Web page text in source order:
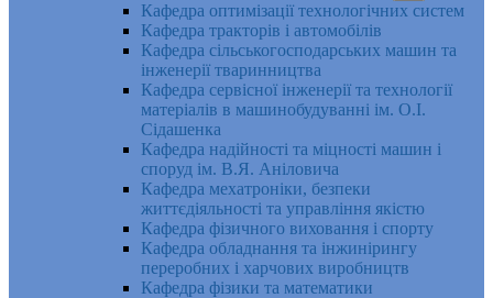
Кафедра оптимізації технологічних систем
Кафедра тракторів і автомобілів
Кафедра сільськогосподарських машин та
інженерії тваринництва
Кафедра cервісної інженерії та технології
матеріалів в машинобудуванні ім. О.І.
Сідашенка
Кафедра надійності та міцності машин і
споруд ім. В.Я. Аніловича
Кафедра мехатроніки, безпеки
життєдіяльності та управління якістю
Кафедра фізичного виховання і спорту
Кафедра обладнання та інжинірингу
переробних і харчових виробництв
Кафедра фізики та математики